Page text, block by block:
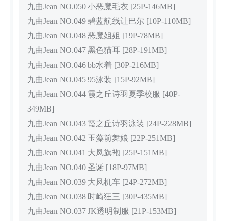
九曲Jean NO.050 小恶魔毛衣 [25P-146MB]
九曲Jean NO.049 碧蓝航线让巴尔 [10P-110MB]
九曲Jean NO.048 恶魔姐姐 [19P-78MB]
九曲Jean NO.047 黑色猫耳 [28P-191MB]
九曲Jean NO.046 bb水着 [30P-216MB]
九曲Jean NO.045 95泳装 [15P-92MB]
九曲Jean NO.044 霞之丘诗羽夏季校服 [40P-
349MB]
九曲Jean NO.043 霞之丘诗羽泳装 [24P-228MB]
九曲Jean NO.042 玉藻前舞娘 [22P-251MB]
九曲Jean NO.041 大凤旗袍 [25P-151MB]
九曲Jean NO.040 圣诞 [18P-97MB]
九曲Jean NO.039 大凤机车 [24P-272MB]
九曲Jean NO.038 时崎狂三 [30P-435MB]
九曲Jean NO.037 JK透明制服 [21P-153MB]